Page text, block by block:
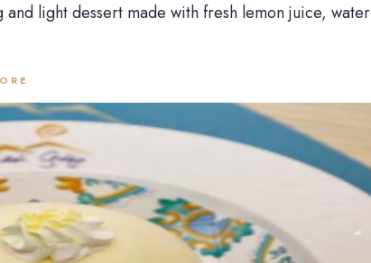
light dessert made with fresh lemon juice,